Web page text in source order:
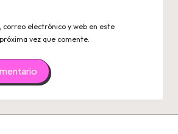
correo electrónico y web en este
vez que comente.